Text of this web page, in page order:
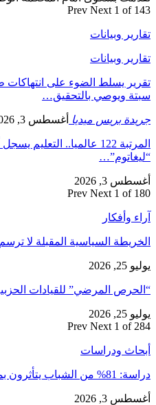
Prev Next 1 of 143
تقارير وبيانات
تقارير وبيانات
تقرير يسلط الضوء على
سبتة ويوصي بالتحقيق…
جريدة بريس ميديا أغسطس 3, 2026
المرتبة 122 عالميا..
“ليغاتوم”…
أغسطس 3, 2026
Prev Next 1 of 180
آراء وأفكار
الخريطة السياسية المقبلة لا
يوليو 25, 2026
“الحرص المرضي” للقيادات
يوليو 25, 2026
Prev Next 1 of 284
أبحاث ودراسات
دراسة: 81% من الشباب يتأثرون بمحتويات رقمية تشجع على…
أغسطس 3, 2026